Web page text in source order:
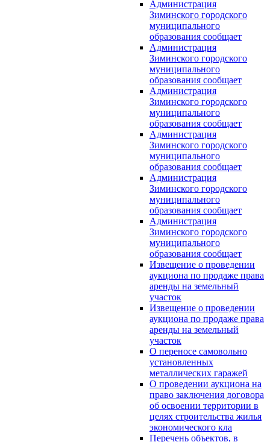
Администрация
Зиминского городского
муниципального
образования сообщает
Администрация
Зиминского городского
муниципального
образования сообщает
Администрация
Зиминского городского
муниципального
образования сообщает
Администрация
Зиминского городского
муниципального
образования сообщает
Администрация
Зиминского городского
муниципального
образования сообщает
Администрация
Зиминского городского
муниципального
образования сообщает
Извещение о проведении
аукциона по продаже права
аренды на земельный
участок
Извещение о проведении
аукциона по продаже права
аренды на земельный
участок
О переносе самовольно
установленных
металлических гаражей
О проведении аукциона на
право заключения договора
об освоении территории в
целях строительства жилья
экономического кла
Перечень объектов, в